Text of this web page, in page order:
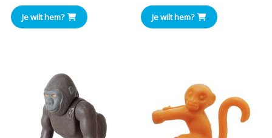
Je wilt hem? Je wilt hem?